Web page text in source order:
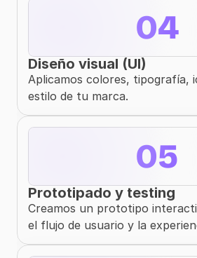
04
Diseño visual (UI)
Aplicamos colores, tipografía,
estilo de tu marca.
05
Prototipado y testing
Creamos un prototipo
el flujo de usuario y la